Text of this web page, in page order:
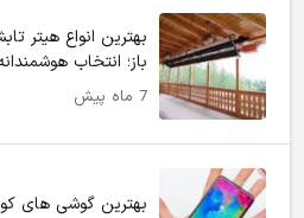
بهترین انواع هیتر
باز؛ انتخاب
7 ماه پیش
بهترین گوشی های